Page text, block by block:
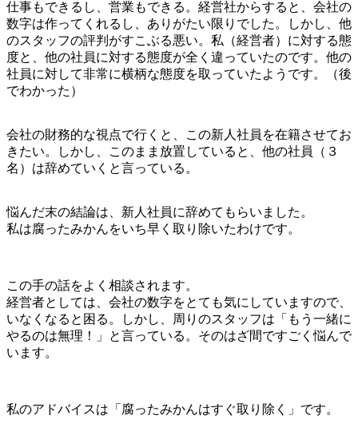
仕事もできるし、営業もできる。経営社からすると、会社の
数字は作ってくれるし、ありがたい限りでした。しかし、他
のスタッフの評判がすこぶる悪い。私（経営者）に対する態
度と、他の社員に対する態度が全く違っていたのです。他の
社員に対して非常に横柄な態度を取っていたようです。（後
でわかった）
会社の財務的な視点で行くと、この新人社員を在籍させてお
きたい。しかし、このまま放置していると、他の社員（３
名）は辞めていくと言っている。
悩んだ末の結論は、新人社員に辞めてもらいました。
私は腐ったみかんをいち早く取り除いたわけです。
この手の話をよく相談されます。
経営者としては、会社の数字をとても気にしていますので、
いなくなると困る。しかし、周りのスタッフは「もう一緒に
やるのは無理！」と言っている。そのはざ間ですごく悩んで
います。
私のアドバイスは「腐ったみかんはすぐ取り除く」です。